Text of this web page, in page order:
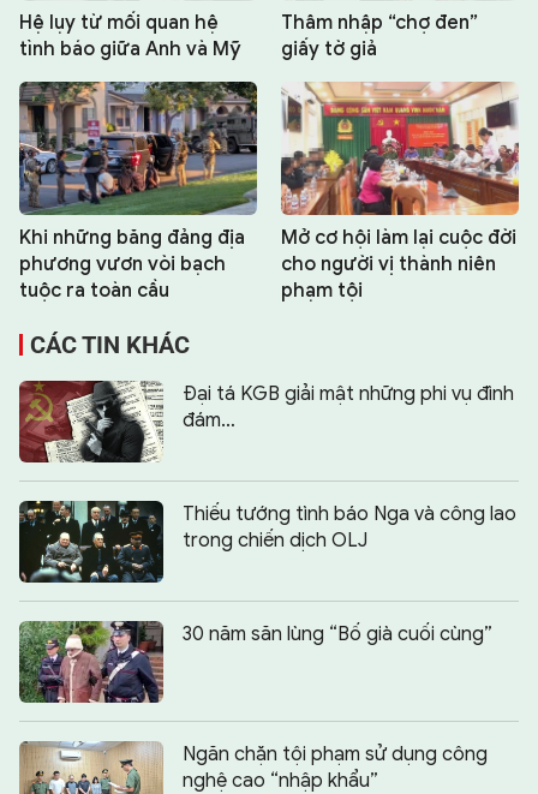
Hệ lụy từ mối quan hệ
tình báo giữa Anh và Mỹ
Thâm nhập “chợ đen”
giấy tờ giả
Khi những băng đảng địa
phương vươn vòi bạch
tuộc ra toàn cầu
Mở cơ hội làm lại cuộc đời
cho người vị thành niên
phạm tội
CÁC TIN KHÁC
Đại tá KGB giải mật những phi vụ đình
đám…
Thiếu tướng tình báo Nga và công lao
trong chiến dịch OLJ
30 năm săn lùng “Bố già cuối cùng”
Ngăn chặn tội phạm sử dụng công
nghệ cao “nhập khẩu”